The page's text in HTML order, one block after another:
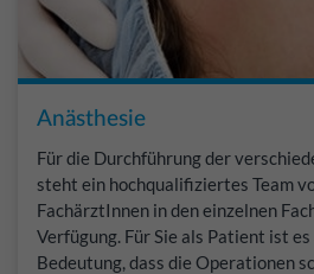
Anästhesie
Für die Durchführung der
steht ein hochqualifiziertes Team
FachärztInnen in den einzelnen
Verfügung. Für Sie als Patient ist
Bedeutung, dass die Operationen